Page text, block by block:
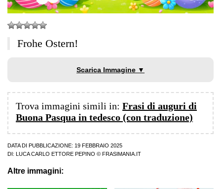
Frohe Ostern!
Scarica Immagine ▼
Trova immagini simili in: Frasi di auguri di
Buona Pasqua in tedesco (con traduzione)
DATA DI PUBBLICAZIONE: 19 FEBBRAIO 2025
DI:
LUCA CARLO ETTORE PEPINO © FRASIMANIA.IT
Altre immagini: